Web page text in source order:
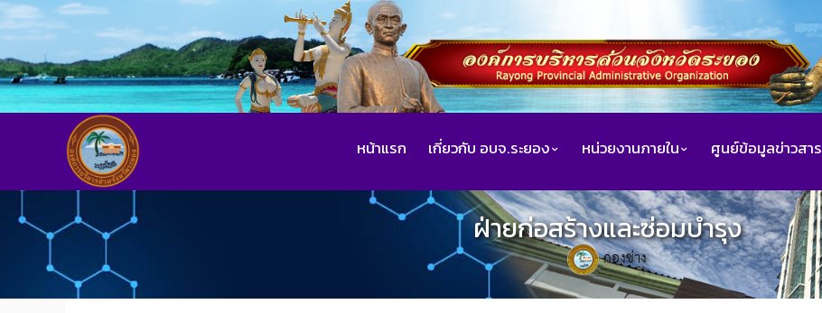
หน้าแรก เกี่ยวกับ อบจ.ระยอง หน่วยงานภายใน ศูนย์ข้อมูลข่าวสาร
ฝ่ายก่อสร้างและซ่อมบำรุง
กองช่าง